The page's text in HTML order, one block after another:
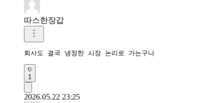
따스한장갑
회사도 결국 냉정한 시장 논리로 가는구나
1
2026.05.22 23:25